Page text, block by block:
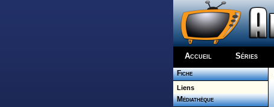
Accueil Séries
Fiche
Liens
Médiathèque